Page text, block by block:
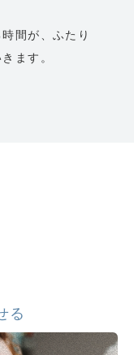
間が、 ふたり
ます。
る